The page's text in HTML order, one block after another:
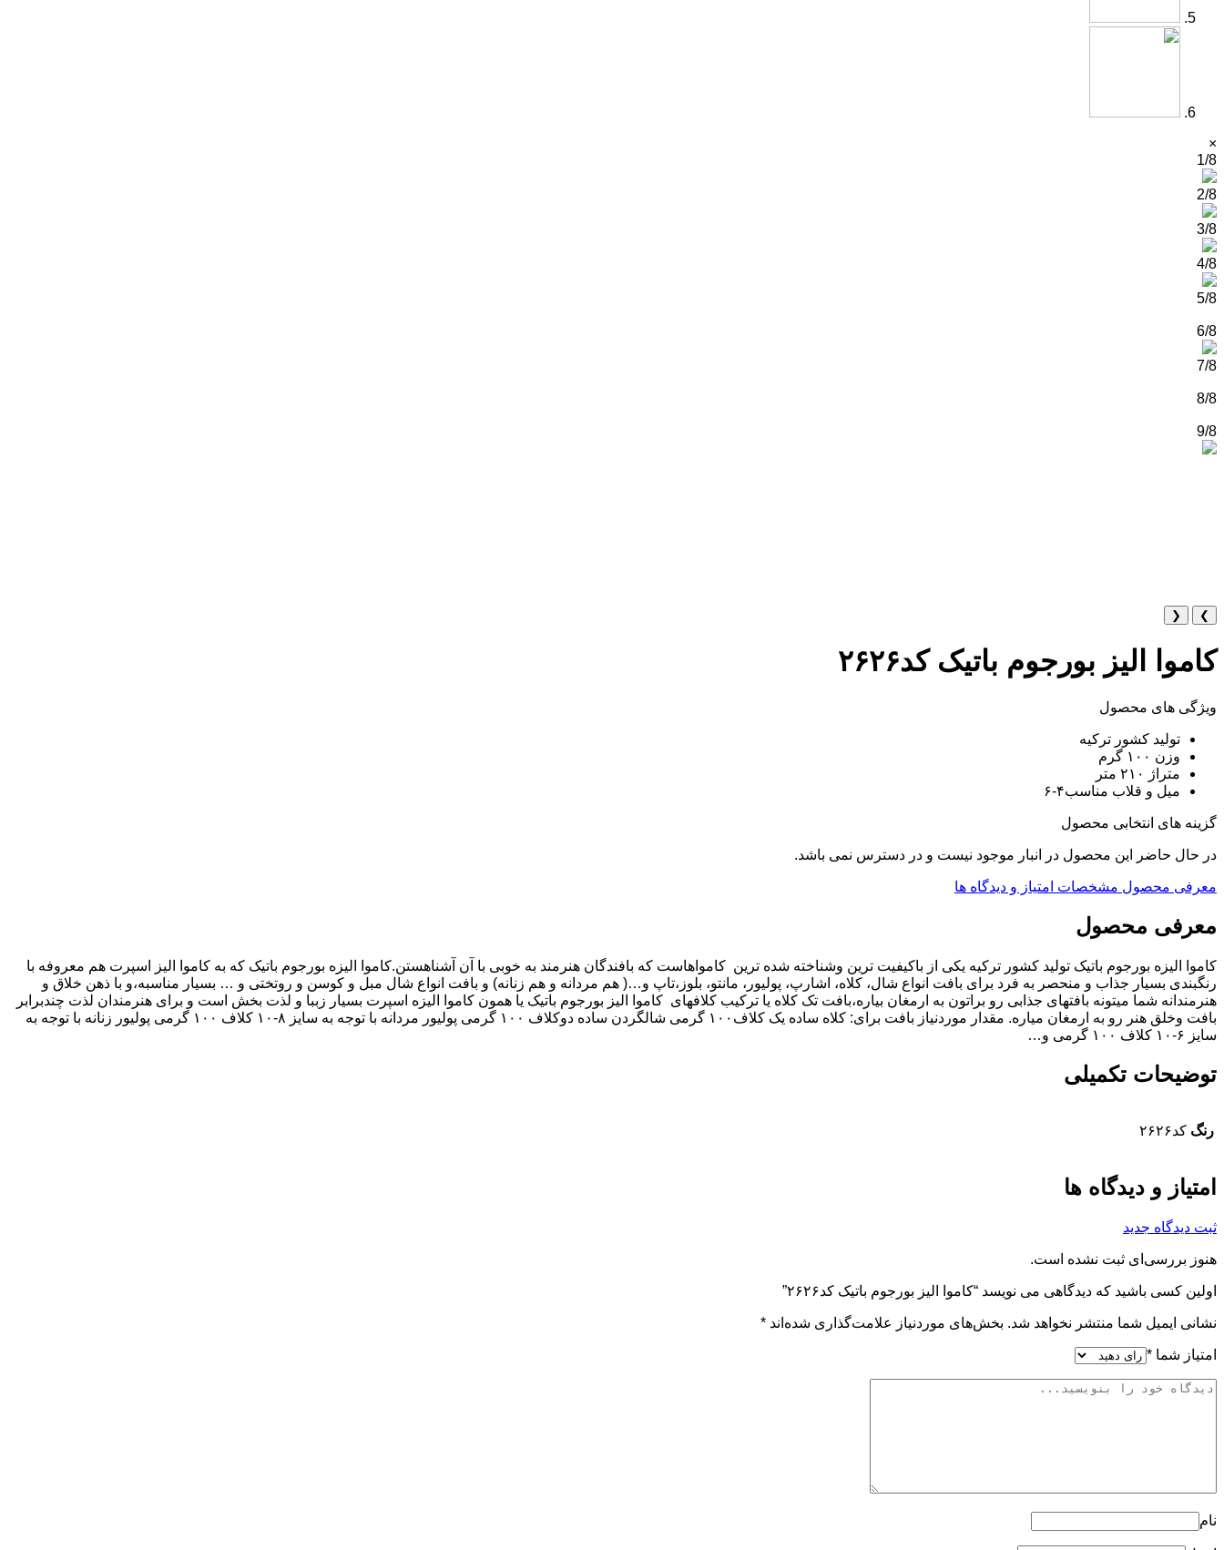
×
1/8
2/8
3/8
4/8
5/8
6/8
7/8
8/8
9/8
❯
❮
کاموا الیز بورجوم باتیک کد۲۶۲۶
ویژگی های محصول
تولید کشور ترکیه
وزن ۱۰۰ گرم
متراژ ۲۱۰ متر
میل و قلاب مناسب۴-۶
گزینه های انتخابی محصول
در حال حاضر این محصول در انبار موجود نیست و در دسترس نمی باشد.
معرفی محصول مشخصات امتیاز و دیدگاه ها
معرفی محصول
کاموا الیزه بورجوم باتیک تولید کشور ترکیه یکی از باکیفیت ترین وشناخته شده ترین کامواهاست که بافندگان هنرمند به خوبی با آن آشناهستن.کاموا الیزه بورجوم باتیک که به کاموا الیز اسپرت هم معروفه با
رنگبندی بسیار جذاب و منحصر به فرد برای بافت انواع شال، کلاه، اشارپ، پولیور، مانتو، بلوز،تاپ و…( هم مردانه و هم زنانه) و بافت انواع شال مبل و کوسن و روتختی و … بسیار مناسبه،و با ذهن خلاق و
هنرمندانه شما میتونه بافتهای جذابی رو براتون به ارمغان بیاره،بافت تک کلاه یا ترکیب کلافهای کاموا الیز بورجوم باتیک یا همون کاموا الیزه اسپرت بسیار زببا و لذت بخش است و برای هنرمندان لذت چندبرابر
بافت وخلق هنر رو به ارمغان میاره. مقدار موردنیاز بافت برای: کلاه ساده یک کلاف۱۰۰ گرمی شالگردن ساده دوکلاف ۱۰۰ گرمی پولیور مردانه با توجه به سایز ۸-۱۰ کلاف ۱۰۰ گرمی پولیور زنانه با توجه به
سایز ۶-۱۰ کلاف ۱۰۰ گرمی و…
توضیحات تکمیلی
رنگ کد۲۶۲۶
امتیاز و دیدگاه ها
ثبت دیدگاه جدید
هنوز بررسی‌ای ثبت نشده است.
اولین کسی باشید که دیدگاهی می نویسد “کاموا الیز بورجوم باتیک کد۲۶۲۶”
نشانی ایمیل شما منتشر نخواهد شد. بخش‌های موردنیاز علامت‌گذاری شده‌اند *
امتیاز شما *
نام